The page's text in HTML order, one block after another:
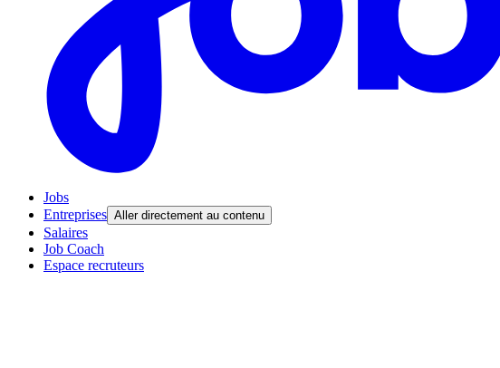
Jobs
Entreprises Aller directement au contenu
Salaires
Job Coach
Espace recruteurs